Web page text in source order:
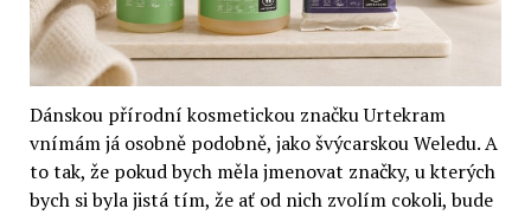
Dánskou přírodní kosmetickou značku Urtekram
vnímám já osobně podobně, jako švýcarskou Weledu. A
to tak, že pokud bych měla jmenovat značky, u kterých
bych si byla jistá tím, že ať od nich zvolím cokoli, bude